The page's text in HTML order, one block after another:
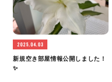
2025.04.03
新規空き部屋情報公開しました！
✨